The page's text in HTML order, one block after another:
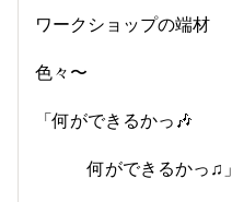
ワークショップの端材
色々〜
「何ができるかっ🎶
何ができるかっ♫」